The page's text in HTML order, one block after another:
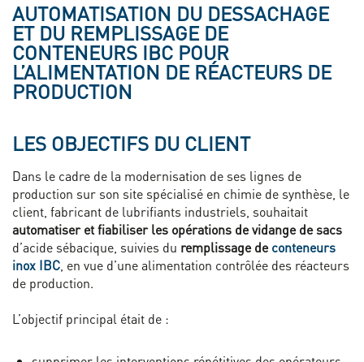
AUTOMATISATION DU DESSACHAGE
ET DU REMPLISSAGE DE
CONTENEURS IBC POUR
L’ALIMENTATION DE RÉACTEURS DE
PRODUCTION
LES OBJECTIFS DU CLIENT
Dans le cadre de la modernisation de ses lignes de
production sur son site spécialisé en chimie de synthèse, le
client, fabricant de lubrifiants industriels, souhaitait
automatiser et fiabiliser les opérations de vidange de sacs
d’acide sébacique, suivies du remplissage deconteneurs
inox IBC , en vue d’une alimentation contrôlée des réacteurs
de production.
L’objectif principal était de :